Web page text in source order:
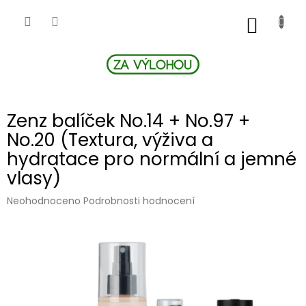
Zenz balíček No.14 + No.97 +
No.20 (Textura, výživa a
hydratace pro normální a jemné
vlasy)
Průměrné
Neohodnoceno Podrobnosti hodnocení